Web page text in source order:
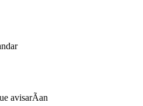
avisarÃ­an